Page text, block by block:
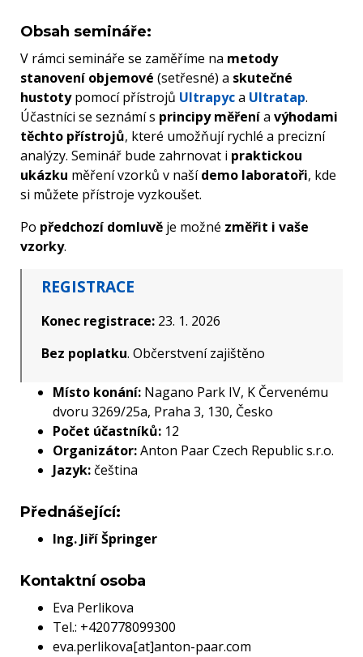
Obsah semináře:
V rámci semináře se zaměříme na metody
stanovení objemové (setřesné) a skutečné
hustotypomocí přístrojů Ultrapyca Ultratap.
Účastníci se seznámí s principy měřenía výhodami
těchto přístrojů, které umožňují rychlé a precizní
analýzy. Seminář bude zahrnovat i praktickou
ukázku měření vzorků v našídemo laboratoři, kde
si můžete přístroje vyzkoušet.
Po předchozí domluvě je možné změřit i vaše
vzorky.
REGISTRACE
Konec registrace: 23. 1. 2026
Bez poplatku. Občerstvení zajištěno
Místo konání: Nagano Park IV, K Červenému
dvoru 3269/25a, Praha 3, 130, Česko
Počet účastníků: 12
Organizátor:Anton Paar Czech Republic s.r.o.
Jazyk: čeština
Přednášející:
Ing. Jiří Špringer
Kontaktní osoba
Eva Perlikova
Tel.: +420778099300
eva.perlikova[at]anton-paar.com